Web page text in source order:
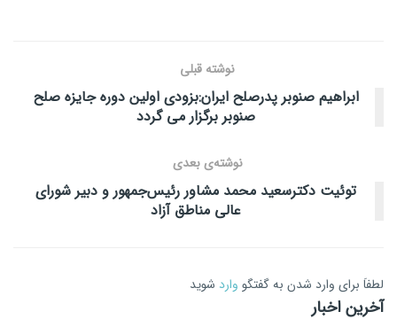
نوشته قبلی
ابراهیم صنوبر پدرصلح ایران:بزودی اولین دوره جایزه صلح
صنوبر برگزار می گردد
نوشته‌ی بعدی
توئیت دکترسعید محمد مشاور رئیس‌جمهور و دبیر شورای
عالی مناطق آزاد
لطفاَ برای وارد شدن به گفتگو وارد شوید
آخرین اخبار